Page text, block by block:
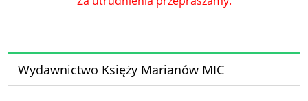
Wydawnictwo Księży Marianów MIC